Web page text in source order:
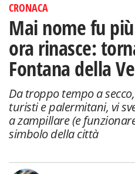
CRONACA
Mai nome fu
ora rinasce:
Fontana della
Da troppo tempo a
turisti e palermitani, vi
a zampillare (e
simbolo della città